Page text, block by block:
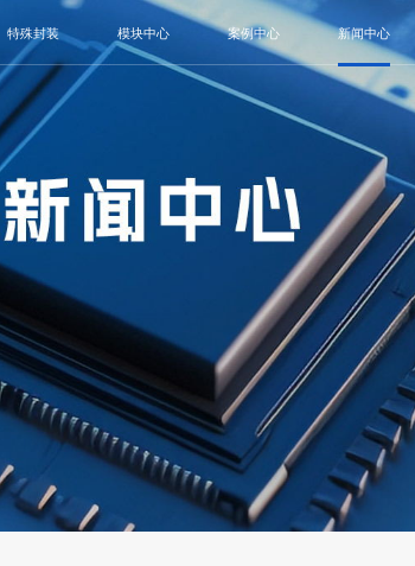
特殊封装 模块中心 案例中心 新闻中心